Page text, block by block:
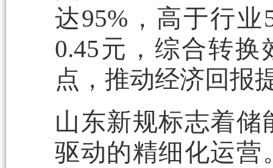
达95%，高于行
0.45元，综合转换
点，推动经济回报
山东新规标志着
驱动的精细化运营